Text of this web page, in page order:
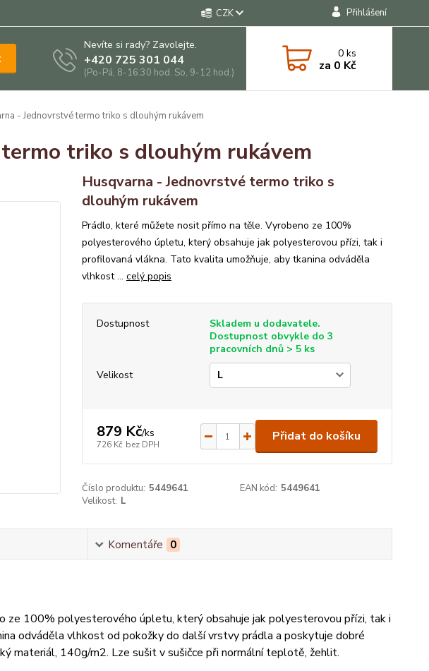
CZK Přihlášení
Nevíte si rady? Zavolejte.
+420 725 301 044
(Po-Pá, 8-16:30 hod. So, 9-12 hod.)
0ks
za 0 Kč
- Jednovrstvé termo triko s dlouhým rukávem
triko s dlouhým rukávem
Husqvarna - Jednovrstvé termo triko s
dlouhým rukávem
Prádlo, které můžete nosit přímo na těle. Vyrobeno ze 100%
polyesterového úpletu, který obsahuje jak polyesterovou přízi, tak i
profilovaná vlákna. Tato kvalita umožňuje, aby tkanina odváděla
vlhkost ... celý popis
Dostupnost
Skladem u dodavatele.
Dostupnost obvykle do 3
pracovních dnů > 5 ks
Velikost
879 Kč/ks
726 Kč bez DPH
Přidat do košíku
Číslo produktu: 5449641 EAN kód: 5449641
Velikost: L
Komentáře 0
ze 100% polyesterového úpletu, který obsahuje jak polyesterovou přízi, tak i
odváděla vlhkost od pokožky do další vrstvy prádla a poskytuje dobré
materiál, 140g/m2. Lze sušit v sušičce při normální teplotě, žehlit.